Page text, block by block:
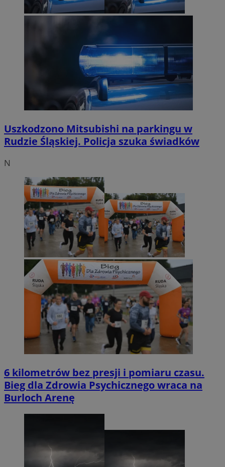
Uszkodzono Mitsubishi na parkingu w
Rudzie Śląskiej. Policja szuka świadków
N
6 kilometrów bez presji i pomiaru czasu.
Bieg dla Zdrowia Psychicznego wraca na
Burloch Arenę